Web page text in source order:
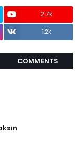
2.7k
1.2k
COMMENTS